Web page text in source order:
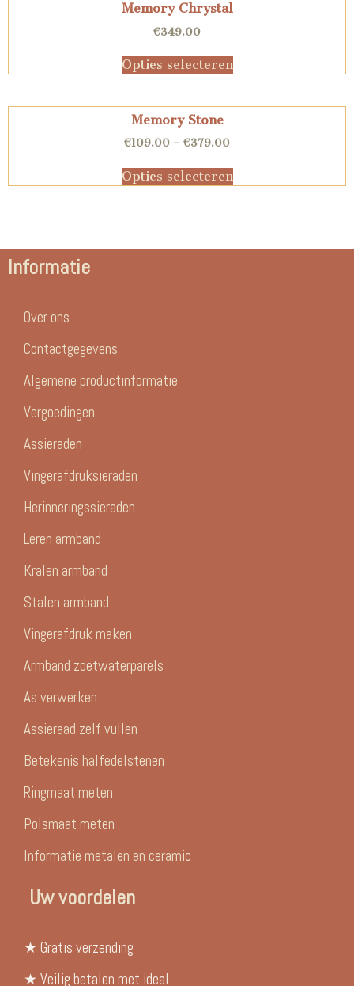
Memory Chrystal
€349.00
Opties selecteren
Memory Stone
€109.00 – €379.00
Opties selecteren
Informatie
Over ons
Contactgegevens
Algemene productinformatie
Vergoedingen
Assieraden
Vingerafdruksieraden
Herinneringssieraden
Leren armband
Kralen armband
Stalen armband
Vingerafdruk maken
Armband zoetwaterparels
As verwerken
Assieraad zelf vullen
Betekenis halfedelstenen
Ringmaat meten
Polsmaat meten
Informatie metalen en ceramic
Uw voordelen
★ Gratis verzending
★ Veilig betalen met ideal